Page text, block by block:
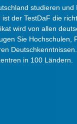
studieren und
der TestDaF die
wird von allen
Sie Hochschulen,
in 100 Ländern.